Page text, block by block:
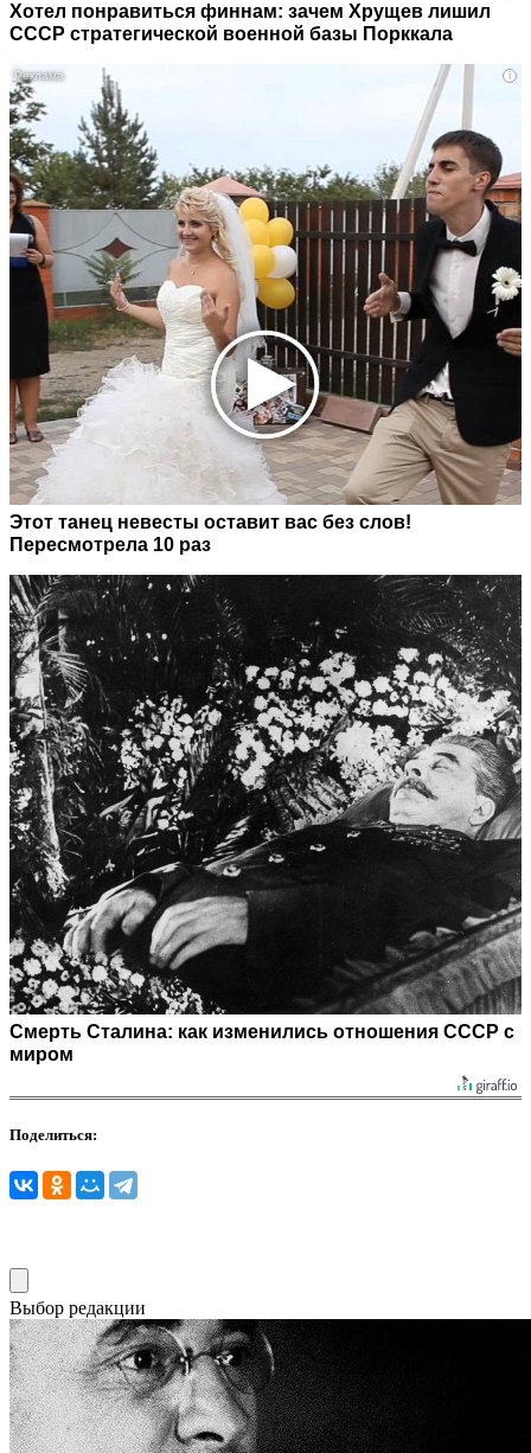
Хотел понравиться финнам: зачем Хрущев лишил
СССР стратегической военной базы Порккала
i
Этот танец невесты оставит вас без слов!
Пересмотрела 10 раз
Смерть Сталина: как изменились отношения СССР с
миром
Поделиться:
Выбор редакции